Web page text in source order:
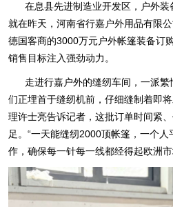
在息县先进制造业开发区，户外装
就在昨天，河南省行嘉户外用品有限
德国客商的3000万元户外帐篷装备订
销售目标注入强劲动力。
走进行嘉户外的缝纫车间，一派
们正埋首于缝纫机前，仔细缝制着即
理许士亮告诉记者，这批订单时间紧
足。“一天能缝纫2000顶帐篷，一个
作，确保每一针每一线都经得起欧洲